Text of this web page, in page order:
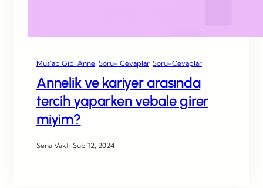
Mus’ab Gibi Anne Soru- Cevaplar, Soru-Cevaplar
Annelik ve kariyer arasında
tercih yaparken vebale girer
miyim?
Sena Vakfı·Şub 12, 2024